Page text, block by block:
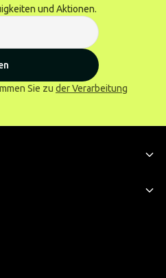
und Aktionen.
Sie zu der Verarbeitung